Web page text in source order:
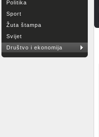
Politika
Sport
Žuta štampa
Svijet
Društvo i ekonomija